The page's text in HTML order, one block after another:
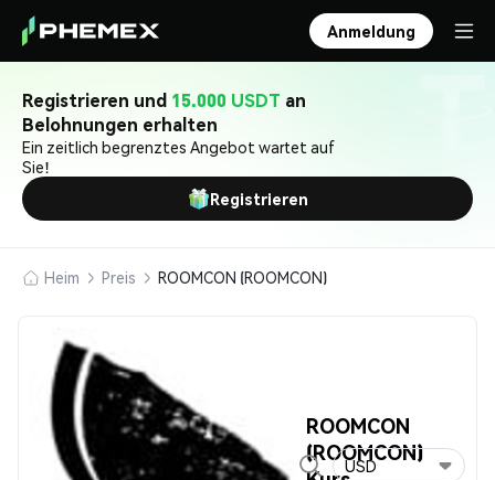
Anmeldung
Registrieren und 15.000 USDT an
Belohnungen erhalten
Ein zeitlich begrenztes Angebot wartet auf
Sie!
Registrieren
Heim Preis ROOMCON (ROOMCON)
ROOMCON
(ROOMCON)
USD